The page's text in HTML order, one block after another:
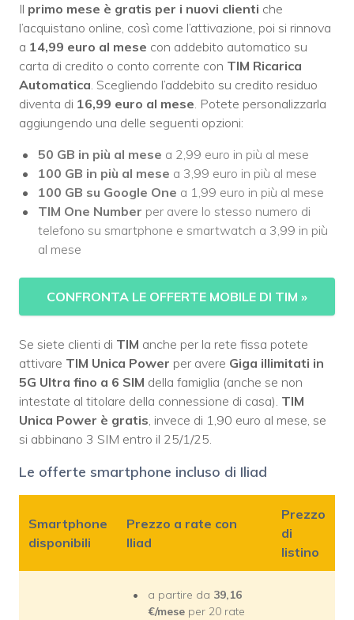
Il primo mese è gratis per i nuovi clienti che
l’acquistano online, così come l’attivazione, poi si rinnova
a 14,99 euro al mese con addebito automatico su
carta di credito o conto corrente con TIM Ricarica
Automatica. Scegliendo l’addebito su credito residuo
diventa di 16,99 euro al mese. Potete personalizzarla
aggiungendo una delle seguenti opzioni:
50 GB in più al mese a 2,99 euro in più al mese
100 GB in più al mese a 3,99 euro in più al mese
100 GB su Google One a 1,99 euro in più al mese
TIM One Number per avere lo stesso numero di
telefono su smartphone e smartwatch a 3,99 in più
al mese
CONFRONTA LE OFFERTE MOBILE DI TIM »
Se siete clienti di TIM anche per la rete fissa potete
attivare TIM Unica Power per avere Giga illimitati in
5G Ultra fino a 6 SIM della famiglia (anche se non
intestate al titolare della connessione di casa). TIM
Unica Power è gratis, invece di 1,90 euro al mese, se
si abbinano 3 SIM entro il 25/1/25.
Le offerte smartphone incluso di Iliad
Smartphone
disponibili
Prezzo a rate con
Iliad
Prezzo
di
listino
a partire da 39,16
€/mese per 20 rate